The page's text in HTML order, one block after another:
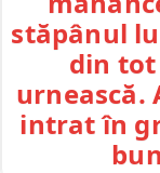
stăpânul
din
urnească.
intrat în